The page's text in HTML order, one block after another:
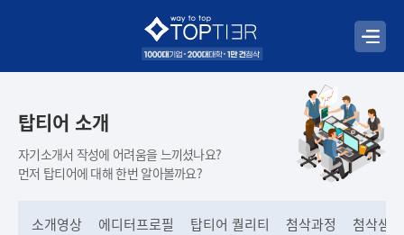
탑티어 소개
자기소개서 작성에 어려움을 느끼셨나요?
먼저 탑티어에 대해 한번 알아볼까요?
소개영상 에디터프로필 탑티어 퀄리티 첨삭과정 첨삭샘플